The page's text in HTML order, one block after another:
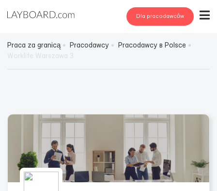
Dla pracodawców
Praca za granicą Pracodawcy
Pracodawcy в Polsce